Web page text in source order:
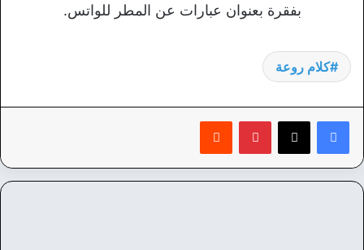
بفقرة بعنوان عبارات عن المطر للواتس.
كلام روعة
بينتيريست